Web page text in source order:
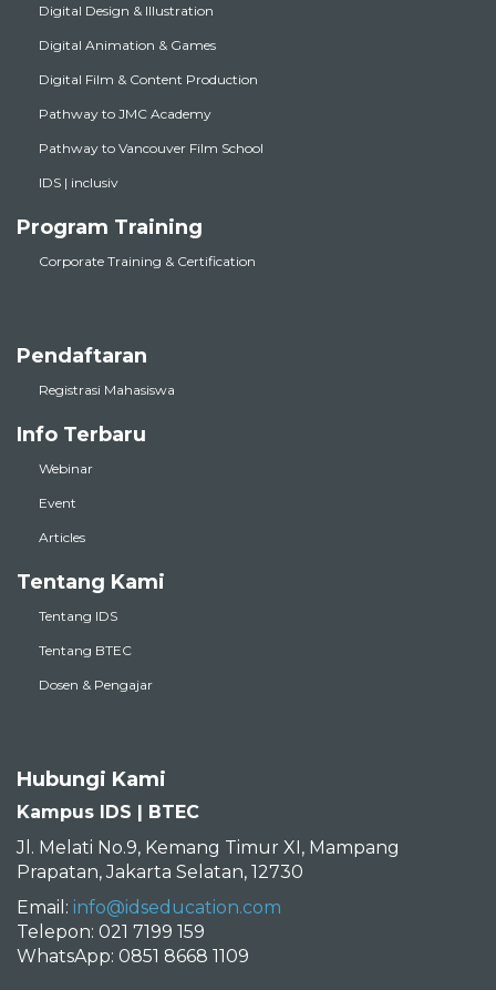
Digital Design & Illustration
Digital Animation & Games
Digital Film & Content Production
Pathway to JMC Academy
Pathway to Vancouver Film School
IDS | inclusiv
Program Training
Corporate Training & Certification
Pendaftaran
Registrasi Mahasiswa
Info Terbaru
Webinar
Event
Articles
Tentang Kami
Tentang IDS
Tentang BTEC
Dosen & Pengajar
Hubungi Kami
Kampus IDS | BTEC
Jl. Melati No.9, Kemang Timur XI, Mampang
Prapatan, Jakarta Selatan, 12730
Email: info@idseducation.com
Telepon: 021 7199 159
WhatsApp: 0851 8668 1109